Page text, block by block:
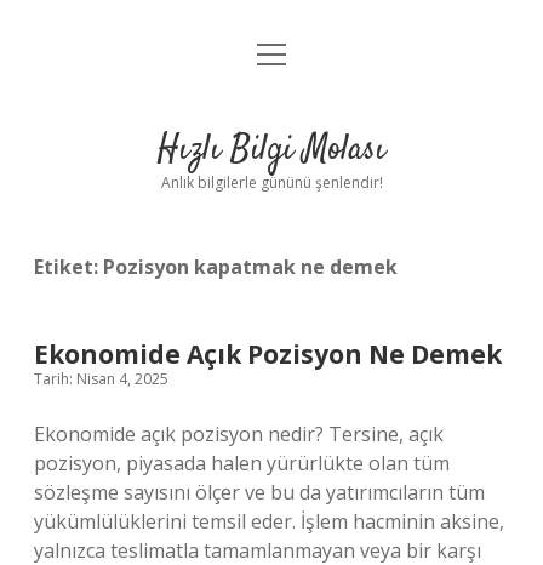
Anasayfa
Yasal Uyarı
menüyü
Hızlı Bilgi Molası
Anlık bilgilerle gününü şenlendir!
Etiket: Pozisyon kapatmak ne demek
Ekonomide Açık Pozisyon Ne Demek
Tarih: Nisan 4, 2025
Ekonomide açık pozisyon nedir? Tersine, açık
pozisyon, piyasada halen yürürlükte olan tüm
sözleşme sayısını ölçer ve bu da yatırımcıların tüm
yükümlülüklerini temsil eder. İşlem hacminin aksine,
yalnızca teslimatla tamamlanmayan veya bir karşı